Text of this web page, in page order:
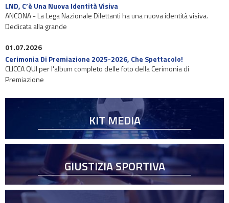
LND, C’è Una Nuova Identità Visiva
ANCONA - La Lega Nazionale Dilettanti ha una nuova identità visiva.
Dedicata alla grande
01.07.2026
Cerimonia Di Premiazione 2025-2026, Che Spettacolo!
CLICCA QUI per l'album completo delle foto della Cerimonia di
Premiazione
KIT MEDIA
GIUSTIZIA SPORTIVA